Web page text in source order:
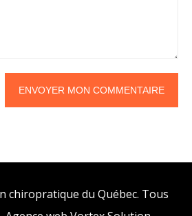
chiropratique du Québec. Tous